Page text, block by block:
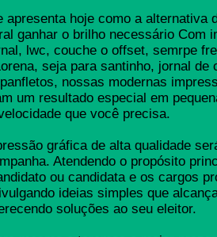
apresenta hoje como a alternativa
ganhar o brilho necessário Com
lwc, couche o offset, semrpe
seja para santinho, jornal de
nossas modernas
um resultado especial em
que você precisa.
gráfica de alta qualidade
Atendendo o propósito
ou candidata e os cargos
ideias simples que
soluções ao seu eleitor.